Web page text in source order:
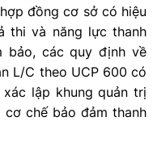
đồng cơ sở có hiệu
thi và năng lực thanh
bảo, các quy định về
L/C theo UCP 600 có
lập khung quản trị
chế bảo đảm thanh